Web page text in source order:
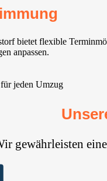
bietet flexible
anpassen.
gewährleisten